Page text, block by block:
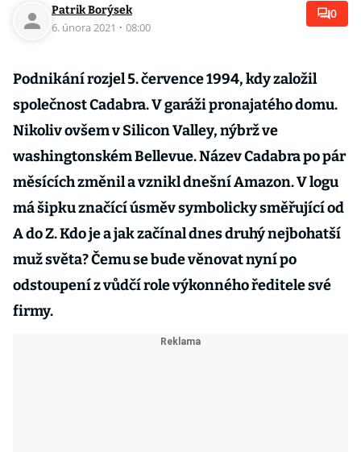
Patrik Borýsek
6. února 2021 · 08:00
0
Podnikání rozjel 5. července 1994, kdy založil
společnost Cadabra. V garáži pronajatého domu.
Nikoliv ovšem v Silicon Valley, nýbrž ve
washingtonském Bellevue. Název Cadabra po pár
měsících změnil a vznikl dnešní Amazon. V logu
má šipku značící úsměv symbolicky směřující od
A do Z. Kdo je a jak začínal dnes druhý nejbohatší
muž světa? Čemu se bude věnovat nyní po
odstoupení z vůdčí role výkonného ředitele své
firmy.